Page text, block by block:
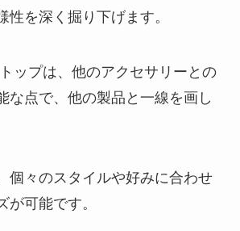
性を深く掘り下げます。
ップは、他のアクセサリーとの
な点で、他の製品と一線を画し
個々のスタイルや好みに合わせ
が可能です。